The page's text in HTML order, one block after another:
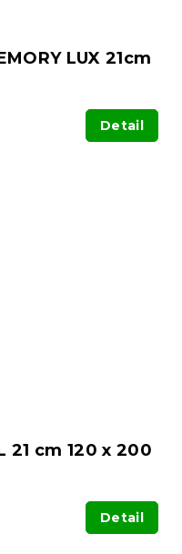
LUX 21cm
Detail
21 cm 120 x 200
Detail